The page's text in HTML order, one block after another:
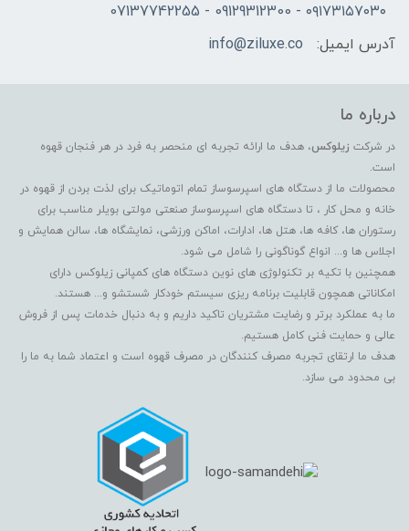
۰۹۱۷۳۱۵۷۰۳۰ - 09129312300 - 07137742255
آدرس ایمیل:
info@ziluxe.co
درباره ما
در شرکت زیلوکس، هدف ما ارائه تجربه ای منحصر به فرد در هر فنجان قهوه
است.
محصولات ما از دستگاه های اسپرسوساز تمام اتوماتیک برای لذت بردن از قهوه در
خانه و محل کار ، تا دستگاه های اسپرسوساز صنعتی مولتی بویلر مناسب برای
رستوران ها، کافه ها، هتل ها، ادارات، اماکن ورزشی، نمایشگاه ها، سالن همایش و
اجلاس ها و... انواع گوناگونی را شامل می شود.
همچنین با تکیه بر تکنولوژی های نوین دستگاه های کمپانی زیلوکس دارای
امکاناتی همچون قابلیت برنامه ریزی سیستم خودکار شستشو و... هستند.
ما به عملکرد برتر و رضایت مشتریان تاکید داریم و به دنبال خدمات پس از فروش
عالی و حمایت فنی کامل هستیم.
هدف ما ارتقای تجربه مصرف کنندگان در مصرف قهوه است و اعتماد شما به ما را
بی محدود می سازد.